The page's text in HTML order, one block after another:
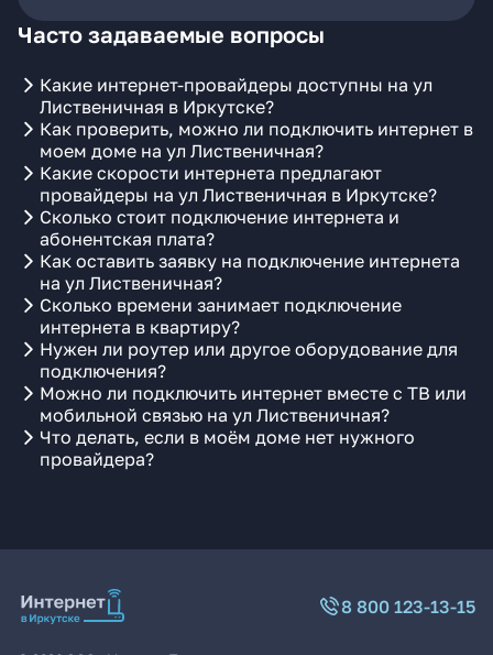
Часто задаваемые вопросы
Какие интернет-провайдеры доступны на ул
Лиственичная в Иркутске?
Как проверить, можно ли подключить интернет в
моем доме на ул Лиственичная?
Какие скорости интернета предлагают
провайдеры на ул Лиственичная в Иркутске?
Сколько стоит подключение интернета и
абонентская плата?
Как оставить заявку на подключение интернета
на ул Лиственичная?
Сколько времени занимает подключение
интернета в квартиру?
Нужен ли роутер или другое оборудование для
подключения?
Можно ли подключить интернет вместе с ТВ или
мобильной связью на ул Лиственичная?
Что делать, если в моём доме нет нужного
провайдера?
8 800 123-13-15